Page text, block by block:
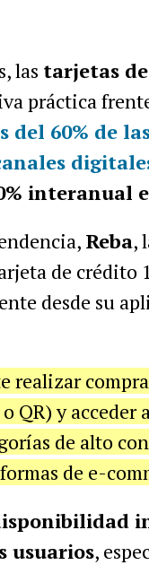
las tarjetas
práctica
del 60% de
interanual
Reba,
de
desde su
realizar
QR) y acceder
de alto
de e-
usuarios,